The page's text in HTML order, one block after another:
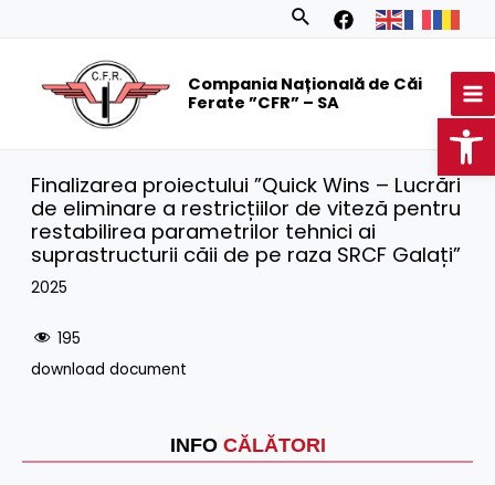
Search
Compania Națională de Căi
Ferate ”CFR” – SA
INFO CĂLĂTORI
Finalizarea proiectului ”Quick Wins – Lucrări
de eliminare a restricțiilor de viteză pentru
restabilirea parametrilor tehnici ai
suprastructurii căii de pe raza SRCF Galați”
2025
195
download document